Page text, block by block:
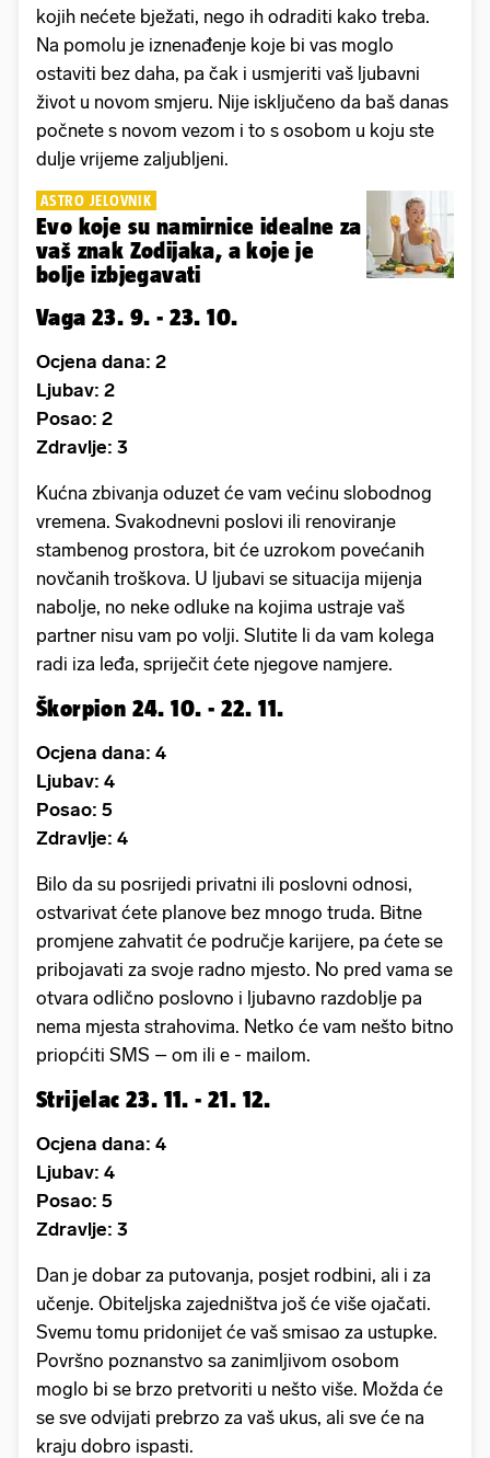
kojih nećete bježati, nego ih odraditi kako treba.
Na pomolu je iznenađenje koje bi vas moglo
ostaviti bez daha, pa čak i usmjeriti vaš ljubavni
život u novom smjeru. Nije isključeno da baš danas
počnete s novom vezom i to s osobom u koju ste
dulje vrijeme zaljubljeni.
ASTRO JELOVNIK
Evo koje su namirnice idealne za
vaš znak Zodijaka, a koje je
bolje izbjegavati
Vaga 23. 9. - 23. 10.
Ocjena dana: 2
Ljubav: 2
Posao: 2
Zdravlje: 3
Kućna zbivanja oduzet će vam većinu slobodnog
vremena. Svakodnevni poslovi ili renoviranje
stambenog prostora, bit će uzrokom povećanih
novčanih troškova. U ljubavi se situacija mijenja
nabolje, no neke odluke na kojima ustraje vaš
partner nisu vam po volji. Slutite li da vam kolega
radi iza leđa, spriječit ćete njegove namjere.
Škorpion 24. 10. - 22. 11.
Ocjena dana: 4
Ljubav: 4
Posao: 5
Zdravlje: 4
Bilo da su posrijedi privatni ili poslovni odnosi,
ostvarivat ćete planove bez mnogo truda. Bitne
promjene zahvatit će područje karijere, pa ćete se
pribojavati za svoje radno mjesto. No pred vama se
otvara odlično poslovno i ljubavno razdoblje pa
nema mjesta strahovima. Netko će vam nešto bitno
priopćiti SMS – om ili e - mailom.
Strijelac 23. 11. - 21. 12.
Ocjena dana: 4
Ljubav: 4
Posao: 5
Zdravlje: 3
Dan je dobar za putovanja, posjet rodbini, ali i za
učenje. Obiteljska zajedništva još će više ojačati.
Svemu tomu pridonijet će vaš smisao za ustupke.
Površno poznanstvo sa zanimljivom osobom
moglo bi se brzo pretvoriti u nešto više. Možda će
se sve odvijati prebrzo za vaš ukus, ali sve će na
kraju dobro ispasti.